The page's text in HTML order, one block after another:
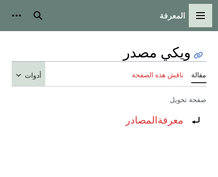
القائمة الرئيسية
المعرفة بحث
ويكي مصدر
مقالة ناقش هذه الصفحة أدوات
صفحة تحويل
تحويل إلى:معرفةالمصادر